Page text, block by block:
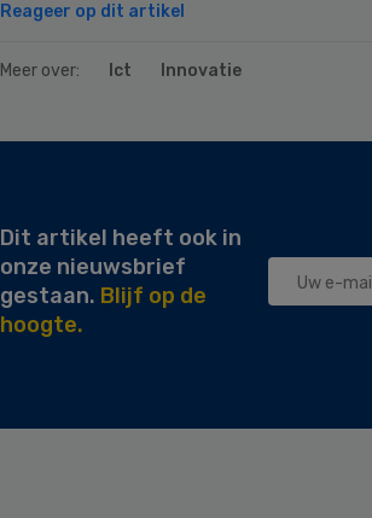
Reageer op dit artikel
Meer over: Ict Innovatie
Dit artikel heeft ook in
onze nieuwsbrief
gestaan. Blijf op de
hoogte.